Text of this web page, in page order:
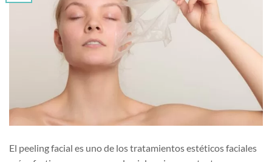
El peeling facial es uno de los tratamientos estéticos faciales